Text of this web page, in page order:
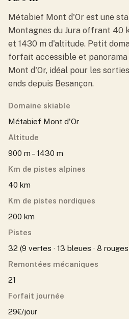
Métabief Mont d'Or est une
Montagnes du Jura offrant 40
et 1430 m d'altitude. Petit
forfait accessible et
Mont d'Or, idéal pour les
ends depuis Besançon.
Domaine skiable
Métabief Mont d'Or
Altitude
900 m – 1430 m
Km de pistes alpines
40 km
Km de pistes nordiques
200 km
Pistes
32 (9 vertes · 13 bleues · 8 rouges
Remontées mécaniques
21
Forfait journée
29€/jour